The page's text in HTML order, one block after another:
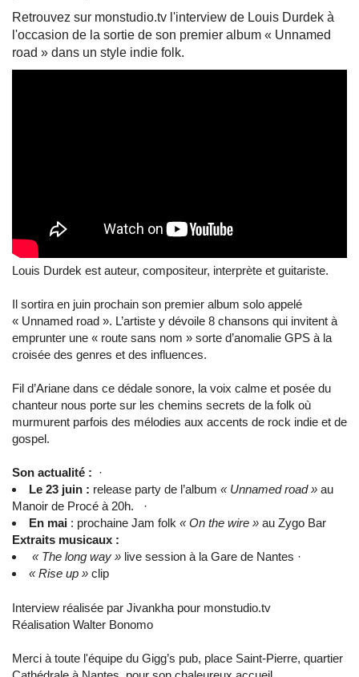
Retrouvez sur monstudio.tv l'interview de Louis Durdek à
l'occasion de la sortie de son premier album « Unnamed
road » dans un style indie folk.
Louis Durdek est auteur, compositeur, interprète et guitariste.
Il sortira en juin prochain son premier album solo appelé
« Unnamed road ». L’artiste y dévoile 8 chansons qui invitent à
emprunter une « route sans nom » sorte d’anomalie GPS à la
croisée des genres et des influences.
Fil d’Ariane dans ce dédale sonore, la voix calme et posée du
chanteur nous porte sur les chemins secrets de la folk où
murmurent parfois des mélodies aux accents de rock indie et de
gospel.
Son actualité : ·
Le 23 juin : release party de l’album « Unnamed road » au
Manoir de Procé à 20h. ·
En mai : prochaine Jam folk « On the wire » au Zygo Bar
Extraits musicaux :
« The long way » live session à la Gare de Nantes ·
« Rise up » clip
Interview réalisée par Jivankha pour monstudio.tv
Réalisation Walter Bonomo
Merci à toute l'équipe du Gigg’s pub, place Saint-Pierre, quartier